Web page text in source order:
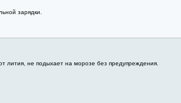
зарядки.
лития, не подыхает на морозе без предупреждения.